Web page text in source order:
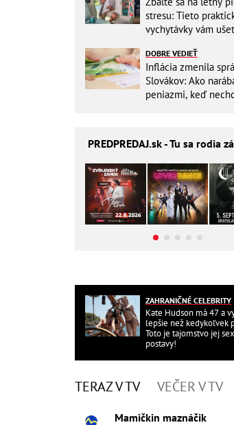
stresu: Tieto
vychytávky vám
DOBRE VEDIEŤ
Inflácia zmenila
Slovákov: Ako
peniazmi, keď
PREDPREDAJ.sk - Tu sa rodia
ZAHRANIČNÉ CELEBRITY
Kate Hudson má 47 a
lepšie než kedykoľvek
Toto je tajomstvo jej
postavy!
TERAZ V TV VEČER V TV
Mamičkin maznáčik